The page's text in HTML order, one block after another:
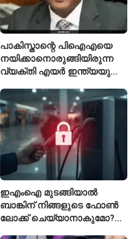
പാകിസ്താന്റെ പിഐഎയെ
നയിക്കാനൊരുങ്ങിയിരുന്ന
വ്യക്തി എയർ ഇന്ത്യയുടെ
ഇഎംഐ മുടങ്ങിയാൽ
ബാങ്കിന് നിങ്ങളുടെ ഫോൺ
ലോക്ക് ചെയ്യാനാകുമോ?